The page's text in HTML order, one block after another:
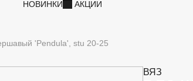
НОВИНКИ АКЦИИ
'Pendula', stu 20-25
ВЯЗ